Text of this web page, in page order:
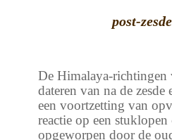
post-
De Himalaya-
dateren van na de
een voortzetting van
reactie op een
opgeworpen door de